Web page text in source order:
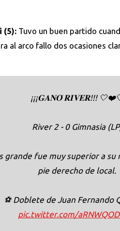
(5): Tuvo un buen partido
al arco fallo dos ocasiones
¡¡¡𝐆𝐀𝐍𝐎́ 𝐑𝐈𝐕𝐄𝐑!!!
River 2 - 0 Gimnasia
grande fue muy superior a
pie derecho de local.
⚽️ Doblete de Juan Fernando
pic.twitter.com/